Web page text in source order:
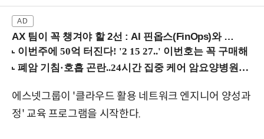
AX 팀이 꼭 챙겨야 할 2선 : AI 핀옵스(FinOps)와 토큰 거버넌스 (8/21 잠실역)
에스넷그룹이 '클라우드 활용 네트워크 엔지니어 양성과
정' 교육 프로그램을 시작한다.